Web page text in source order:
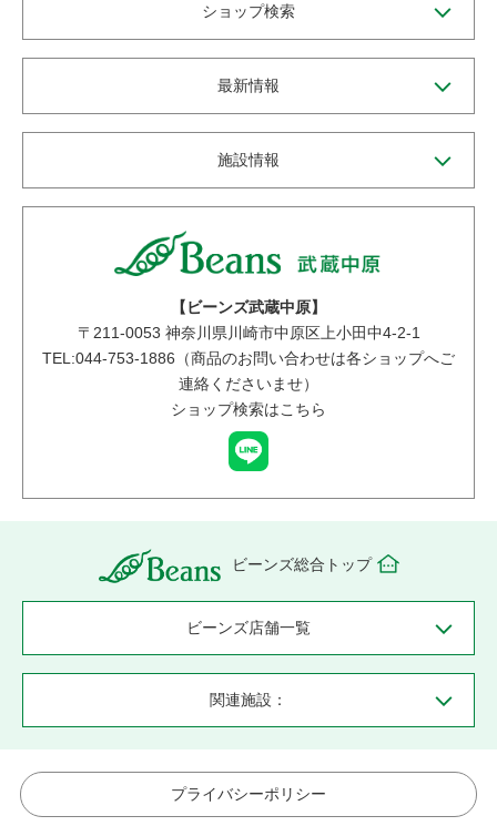
ショップ検索
最新情報
施設情報
【ビーンズ武蔵中原】
〒 211-0053 神奈川県川崎市中原区上小田中4-2-1
TEL:044-753-1886（商品のお問い合わせは各ショップへご
連絡くださいませ）
ショップ検索はこちら
ビーンズ総合トップ
ビーンズ店舗一覧
関連施設：
プライバシーポリシー